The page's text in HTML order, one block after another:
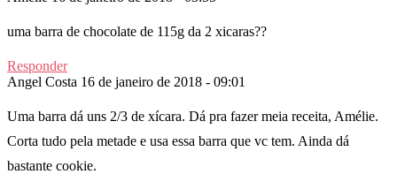
uma barra de chocolate de 115g da 2 xicaras??
Responder
Angel Costa 16 de janeiro de 2018 - 09:01
Uma barra dá uns 2/3 de xícara. Dá pra fazer meia receita, Amélie.
Corta tudo pela metade e usa essa barra que vc tem. Ainda dá
bastante cookie.